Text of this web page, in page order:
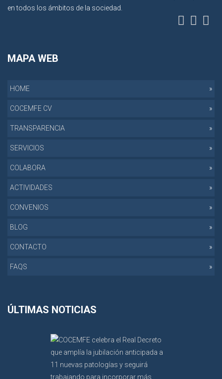
en todos los ámbitos de la sociedad.
MAPA WEB
HOME
COCEMFE CV
TRANSPARENCIA
SERVICIOS
COLABORA
ACTIVIDADES
CONVENIOS
BLOG
CONTACTO
FAQS
ÚLTIMAS NOTICIAS